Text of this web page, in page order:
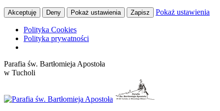
Akceptuję Deny Pokaż ustawienia Zapisz Pokaż ustawienia
Polityka Cookies
Polityka prywatności
Przewiń
do
Parafia św. Bartłomieja Apostoła
w Tucholi